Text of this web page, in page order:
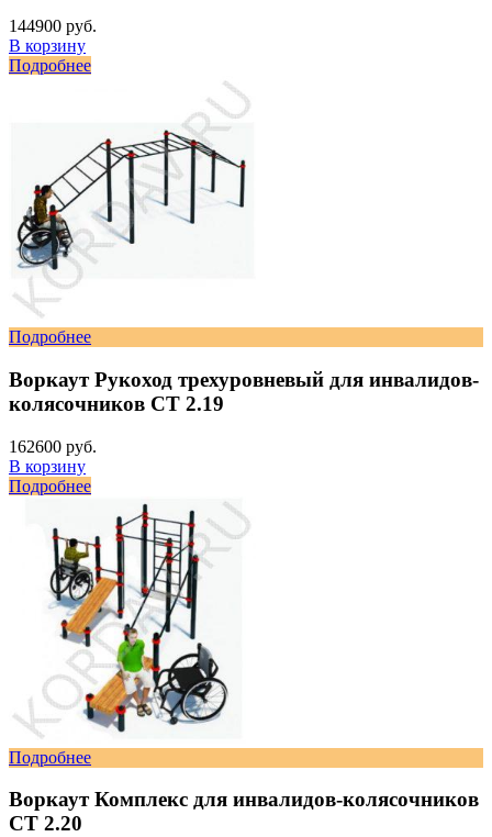
144900 руб.
В корзину
Подробнее
Подробнее
Воркаут Рукоход трехуровневый для инвалидов-
колясочников СТ 2.19
162600 руб.
В корзину
Подробнее
Подробнее
Воркаут Комплекс для инвалидов-колясочников
СТ 2.20